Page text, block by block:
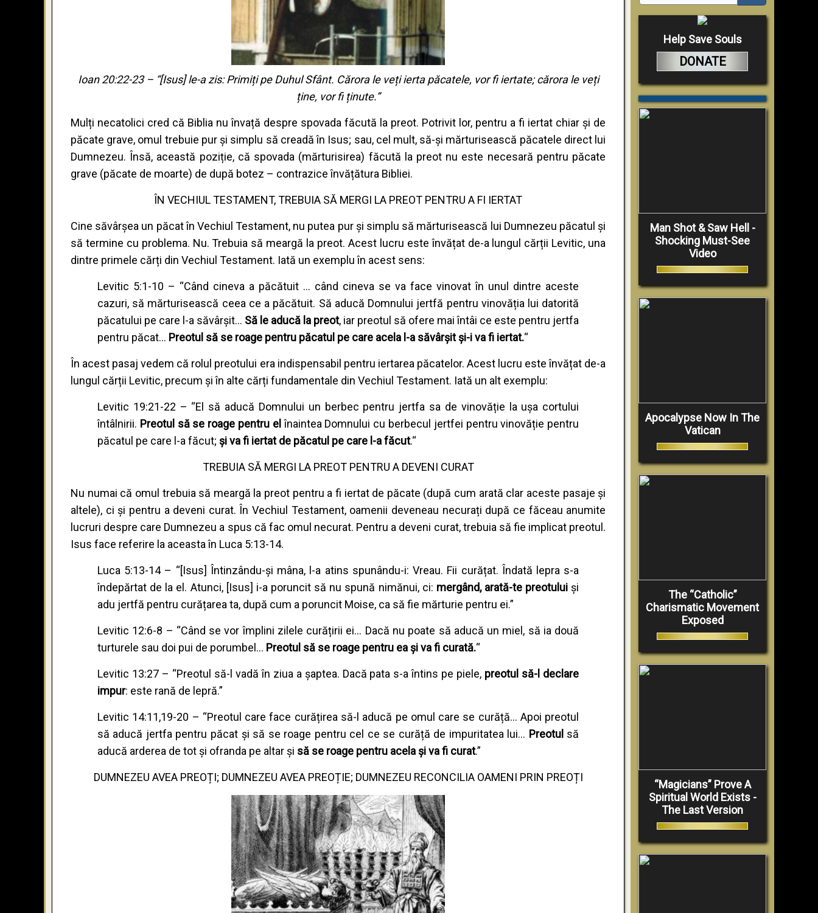
Ioan 20:22-23 – “[Isus] le-a zis: Primiți pe Duhul Sfânt. Cărora le veți ierta păcatele, vor fi iertate; cărora le veți
ține, vor fi ținute.”
Mulți necatolici cred că Biblia nu învață despre spovada făcută la preot. Potrivit lor, pentru a fi iertat chiar și de
păcate grave, omul trebuie pur și simplu să creadă în Isus; sau, cel mult, să-și mărturisească păcatele direct lui
Dumnezeu. Însă, această poziție, că spovada (mărturisirea) făcută la preot nu este necesară pentru păcate
grave (păcate de moarte) de după botez – contrazice învățătura Bibliei.
ÎN VECHIUL TESTAMENT, TREBUIA SĂ MERGI LA PREOT PENTRU A FI IERTAT
Cine săvârșea un păcat în Vechiul Testament, nu putea pur și simplu să mărturisească lui Dumnezeu păcatul și
să termine cu problema. Nu. Trebuia să meargă la preot. Acest lucru este învățat de-a lungul cărții Levitic, una
dintre primele cărți din Vechiul Testament. Iată un exemplu în acest sens:
Levitic 5:1-10 – “Când cineva a păcătuit ... când cineva se va face vinovat în unul dintre aceste
cazuri, să mărturisească ceea ce a păcătuit. Să aducă Domnului jertfă pentru vinovăția lui datorită
păcatului pe care l-a săvârșit... Să le aducă la preot, iar preotul să ofere mai întâi ce este pentru jertfa
pentru păcat... Preotul să se roage pentru păcatul pe care acela l-a săvârșit și-i va fi iertat.“
În acest pasaj vedem că rolul preotului era indispensabil pentru iertarea păcatelor. Acest lucru este învățat de-a
lungul cărții Levitic, precum și în alte cărți fundamentale din Vechiul Testament. Iată un alt exemplu:
Levitic 19:21-22 – “El să aducă Domnului un berbec pentru jertfa sa de vinovăție la ușa cortului
întâlnirii. Preotul să se roage pentru el înaintea Domnului cu berbecul jertfei pentru vinovăție pentru
păcatul pe care l-a făcut; și va fi iertat de păcatul pe care l-a făcut.“
TREBUIA SĂ MERGI LA PREOT PENTRU A DEVENI CURAT
Nu numai că omul trebuia să meargă la preot pentru a fi iertat de păcate (după cum arată clar aceste pasaje și
altele), ci și pentru a deveni curat. În Vechiul Testament, oamenii deveneau necurați după ce făceau anumite
lucruri despre care Dumnezeu a spus că fac omul necurat. Pentru a deveni curat, trebuia să fie implicat preotul.
Isus face referire la aceasta în Luca 5:13-14.
Luca 5:13-14 – “[Isus] Întinzându-și mâna, l-a atins spunându-i: Vreau. Fii curățat. Îndată lepra s-a
îndepărtat de la el. Atunci, [Isus] i-a poruncit să nu spună nimănui, ci: mergând, arată-te preotului și
adu jertfă pentru curățarea ta, după cum a poruncit Moise, ca să fie mărturie pentru ei.”
Levitic 12:6-8 – “Când se vor împlini zilele curățirii ei... Dacă nu poate să aducă un miel, să ia două
turturele sau doi pui de porumbel... Preotul să se roage pentru ea și va fi curată.“
Levitic 13:27 – “Preotul să-l vadă în ziua a șaptea. Dacă pata s-a întins pe piele, preotul să-l declare
impur: este rană de lepră.”
Levitic 14:11,19-20 – “Preotul care face curățirea să-l aducă pe omul care se curăță... Apoi preotul
să aducă jertfa pentru păcat și să se roage pentru cel ce se curăță de impuritatea lui... Preotul să
aducă arderea de tot și ofranda pe altar și să se roage pentru acela și va fi curat.”
DUMNEZEU AVEA PREOȚI; DUMNEZEU AVEA PREOȚIE; DUMNEZEU RECONCILIA OAMENI PRIN PREOȚI
Help Save Souls
DONATE
Man Shot & Saw Hell -
Shocking Must-See
Video
Apocalypse Now In The
Vatican
The “Catholic”
Charismatic Movement
Exposed
“Magicians” Prove A
Spiritual World Exists -
The Last Version